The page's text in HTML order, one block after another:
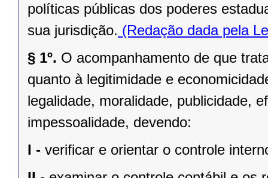
políticas públicas dos poderes
sua jurisdição. (Redação dada pela
§ 1º. O acompanhamento de que
quanto à legitimidade e
legalidade, moralidade, publicidade,
impessoalidade, devendo:
I - verificar e orientar o controle